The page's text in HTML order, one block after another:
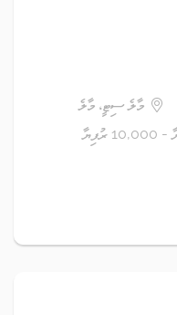
މާލެ ސިޓީ، މާލެ